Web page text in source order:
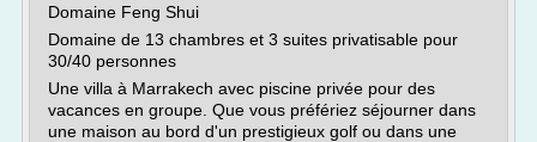
Domaine Feng Shui
Domaine de 13 chambres et 3 suites privatisable pour
30/40 personnes
Une villa à Marrakech avec piscine privée pour des
vacances en groupe. Que vous préfériez séjourner dans
une maison au bord d'un prestigieux golf ou dans une